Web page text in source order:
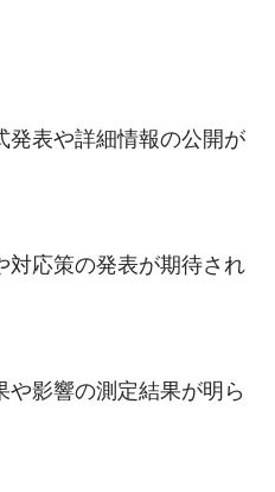
発表や詳細情報の公開が
対応策の発表が期待され
や影響の測定結果が明ら